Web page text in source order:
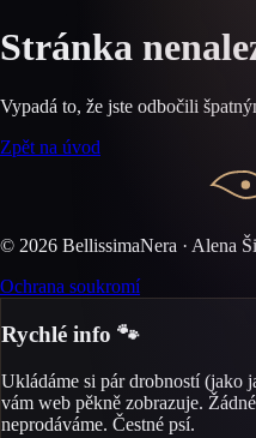
Stránka
Vypadá to, že jste odbočili
Zpět na úvod
© 2026 BellissimaNera · Alena
Ochrana soukromí
Rychlé info 🐾
Ukládáme si pár drobností (jako
vám web pěkně zobrazuje.
neprodáváme. Čestné psí.